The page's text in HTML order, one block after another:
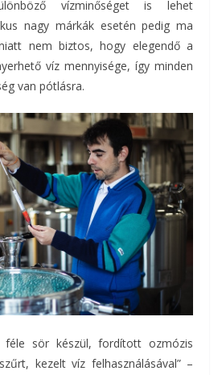
vízminőséget is lehet
nagy márkák esetén pedig ma
nem biztos, hogy elegendő a
víz mennyisége, így minden
van pótlásra.
féle sör készül, fordított ozmózis
kezelt víz felhasználásával” –